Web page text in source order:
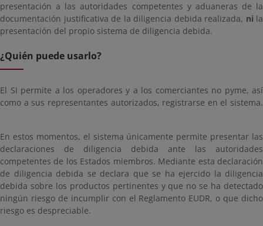
presentación a las autoridades competentes y aduaneras de la
documentación justificativa de la diligencia debida realizada, ni la
presentación del propio sistema de diligencia debida.
¿Quién puede usarlo?
El SI permite a los operadores y a los comerciantes no pyme, así
como a sus representantes autorizados, registrarse en el sistema.
En estos momentos, el sistema únicamente permite presentar las
declaraciones de diligencia debida ante las autoridades
competentes de los Estados miembros. Mediante esta declaración
de diligencia debida se declara que se ha ejercido la diligencia
debida sobre los productos pertinentes y que no se ha detectado
ningún riesgo de incumplir con el Reglamento EUDR, o que dicho
riesgo es despreciable.